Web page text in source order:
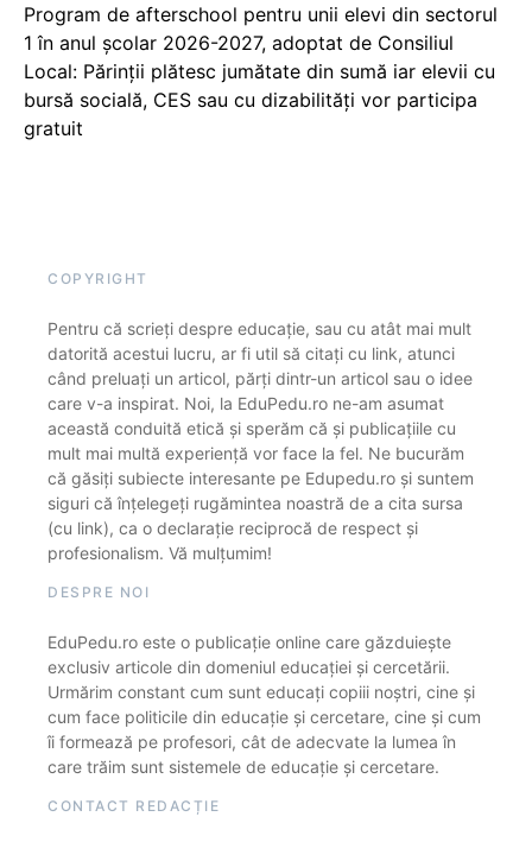
Program de afterschool pentru unii elevi din sectorul
1 în anul școlar 2026-2027, adoptat de Consiliul
Local: Părinții plătesc jumătate din sumă iar elevii cu
bursă socială, CES sau cu dizabilităţi vor participa
gratuit
COPYRIGHT
Pentru că scrieți despre educație, sau cu atât mai mult
datorită acestui lucru, ar fi util să citați cu link, atunci
când preluați un articol, părți dintr-un articol sau o idee
care v-a inspirat. Noi, la EduPedu.ro ne-am asumat
această conduită etică și sperăm că și publicațiile cu
mult mai multă experiență vor face la fel. Ne bucurăm
că găsiți subiecte interesante pe Edupedu.ro și suntem
siguri că înțelegeți rugămintea noastră de a cita sursa
(cu link), ca o declarație reciprocă de respect și
profesionalism. Vă mulțumim!
DESPRE NOI
EduPedu.ro este o publicație online care găzduiește
exclusiv articole din domeniul educației și cercetării.
Urmărim constant cum sunt educați copiii noștri, cine și
cum face politicile din educație și cercetare, cine și cum
îi formează pe profesori, cât de adecvate la lumea în
care trăim sunt sistemele de educație și cercetare.
CONTACT REDACȚIE